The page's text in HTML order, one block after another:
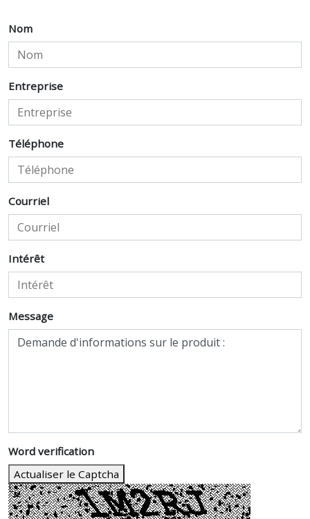
Nom
Entreprise
Téléphone
Courriel
Intérêt
Message
Word verification
Actualiser le Captcha